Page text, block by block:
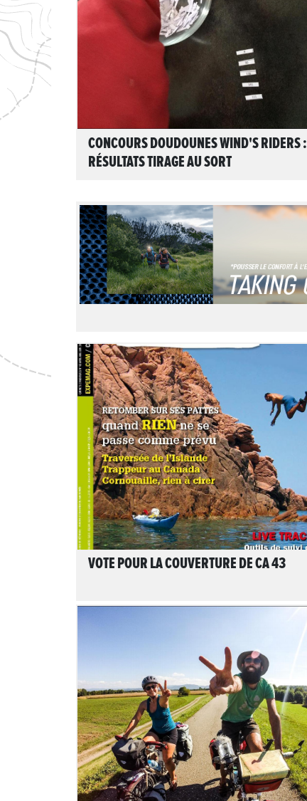
LIRE L'ARTICLE
CONCOURS DOUDOUNES WIND'S RIDERS :
RÉSULTATS TIRAGE AU SORT
LIRE L'ARTICLE
VOTE POUR LA COUVERTURE DE CA 43
LIRE L'ARTICLE